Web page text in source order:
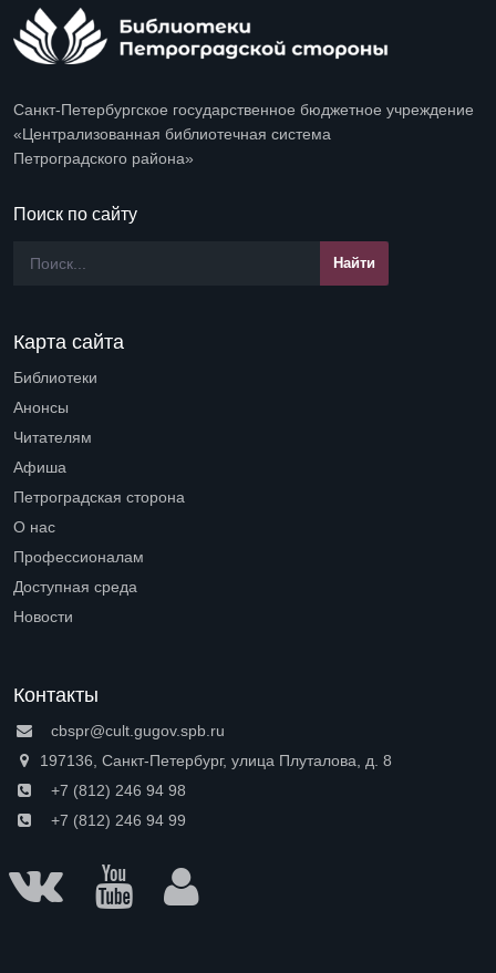
Санкт-Петербургское государственное бюджетное учреждение
«Централизованная библиотечная система
Петроградского района»
Поиск по сайту
Карта сайта
Библиотеки
Анонсы
Читателям
Афиша
Петроградская сторона
О нас
Профессионалам
Доступная среда
Новости
Контакты
cbspr@cult.gugov.spb.ru
197136, Санкт-Петербург, улица Плуталова, д. 8
+7 (812) 246 94 98
+7 (812) 246 94 99